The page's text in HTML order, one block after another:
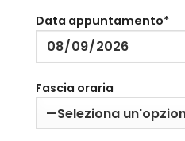
Data appuntamento*
Fascia oraria